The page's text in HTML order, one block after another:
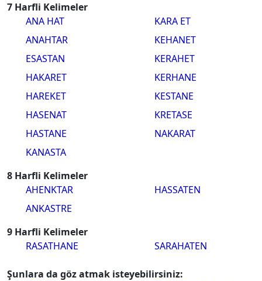
7 Harfli Kelimeler
ANA HAT
ANAHTAR
ESASTAN
HAKARET
HAREKET
HASENAT
HASTANE
KANASTA
KARA ET
KEHANET
KERAHET
KERHANE
KESTANE
KRETASE
NAKARAT
8 Harfli Kelimeler
AHENKTAR
ANKASTRE
HASSATEN
9 Harfli Kelimeler
RASATHANE
SARAHATEN
Şunlara da göz atmak isteyebilirsiniz: